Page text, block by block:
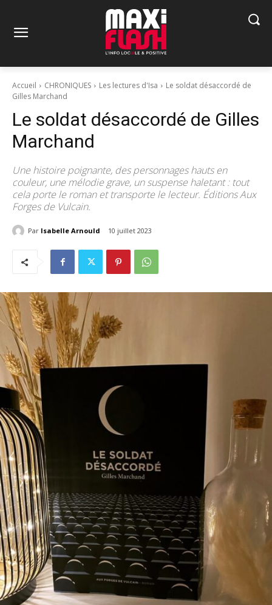
Accueil CHRONIQUES Les lectures d'Isa
Le soldat désaccordé de
Gilles Marchand
Le soldat désaccordé de Gilles
Marchand
Une histoire poignante, des personnages hauts en
couleur, une mélodie grave, un suspense haletant : tout
cela porte le roman et transporte le lecteur. Éditions Aux
Forges de Vulcain.
Par Isabelle Arnould 10 juillet 2023